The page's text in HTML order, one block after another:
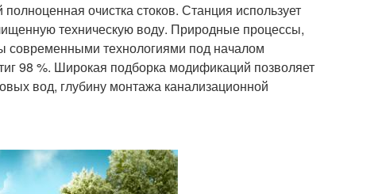
очистка стоков. Станция использует
техническую воду. Природные процессы,
современными технологиями под началом
98 %. Широкая подборка модификаций позволяет
вод, глубину монтажа канализационной